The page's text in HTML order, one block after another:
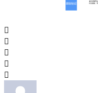




